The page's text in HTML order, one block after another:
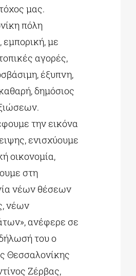
μας.
πόλη
με
αγορές,
έξυπνη,
δημόσιος
την εικόνα
ενισχύουμε
οικονομία,
στη
νέων θέσεων
νέων
ανέφερε σε
του ο
Θεσσαλονίκης
Ζέρβας,